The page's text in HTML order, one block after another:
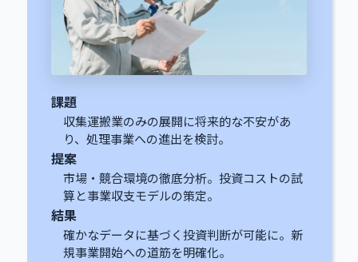
課題
収集運搬業のみの展開に将来的な不安があ
り、処理事業への進出を検討。
提案
市場・競合環境の徹底分析。投資コストの試
算と事業収支モデルの策定。
結果
確かなデータに基づく投資判断が可能に。新
規事業開始への道筋を明確化。